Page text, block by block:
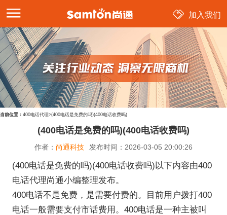
加入我们
当前位置： 400电话代理>(400电话是免费的吗)(400电话收费吗)
(400电话是免费的吗)(400电话收费吗)
作者： 尚通科技 发布时间： 2026-03-05 20:00:26
(400电话是免费的吗)(400电话收费吗)以下内容由400
电话代理尚通小编整理发布。
400电话不是免费，是需要付费的。目前用户拨打400
电话一般需要支付市话费用。400电话是一种主被叫